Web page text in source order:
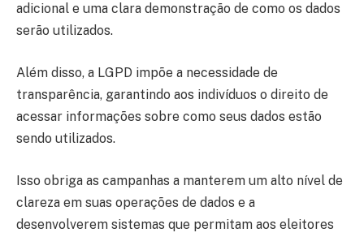
adicional e uma clara demonstração de como os dados
serão utilizados.
Além disso, a LGPD impõe a necessidade de
transparência, garantindo aos indivíduos o direito de
acessar informações sobre como seus dados estão
sendo utilizados.
Isso obriga as campanhas a manterem um alto nível de
clareza em suas operações de dados e a
desenvolverem sistemas que permitam aos eleitores